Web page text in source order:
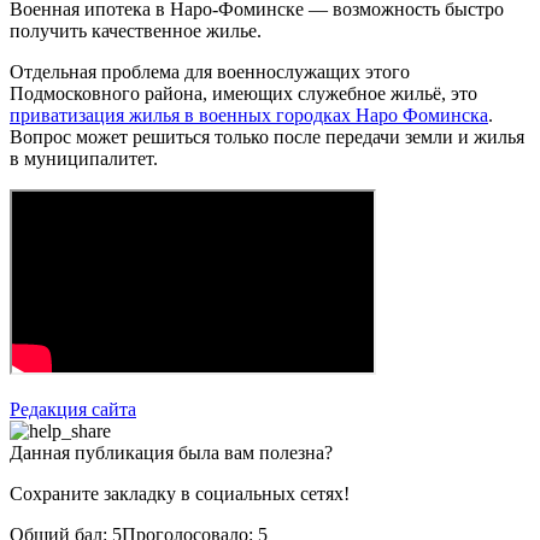
Военная ипотека в Наро-Фоминске — возможность быстро
получить качественное жилье.
Отдельная проблема для военнослужащих этого
Подмосковного района, имеющих служебное жильё, это
приватизация жилья в военных городках Наро Фоминска.
Вопрос может решиться только после передачи земли и жилья
в муниципалитет.
Редакция сайта
Данная публикация была вам полезна?
Сохраните закладку в социальных сетях!
Общий бал: 5Проголосовало: 5